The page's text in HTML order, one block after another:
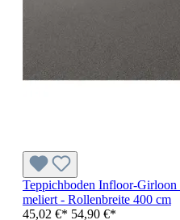
Teppichboden Infloor-
meliert - Rollenbreite 400 cm
45,02 €* 54,90 €*